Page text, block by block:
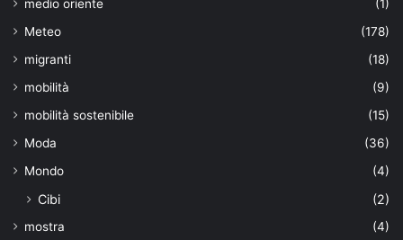
medio oriente
(1)
Meteo
(178)
migranti
(18)
mobilità
(9)
mobilità sostenibile
(15)
Moda
(36)
Mondo
(4)
Cibi (2)
mostra
(4)